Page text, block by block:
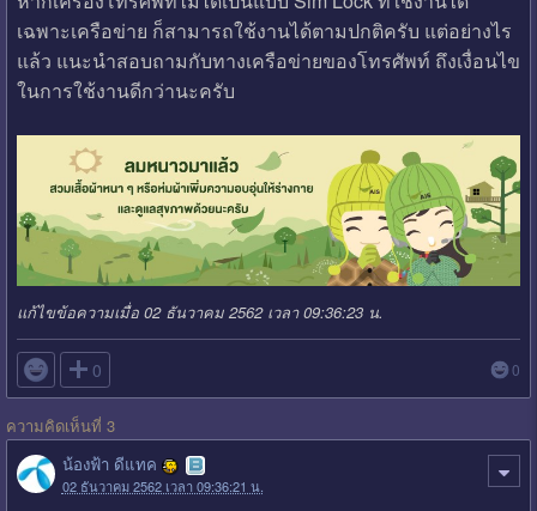
เฉพาะเครือข่าย ก็สามารถใช้งานได้ตามปกติครับ แต่อย่างไร
แล้ว แนะนำสอบถามกับทางเครือข่ายของโทรศัพท์ ถึงเงื่อนไข
ในการใช้งานดีกว่านะครับ
แก้ไขข้อความเมื่อ 02 ธันวาคม 2562 เวลา 09:36:23 น.
 0 0
ความคิดเห็นที่ 3
น้องฟ้า ดีแทค
02 ธันวาคม 2562 เวลา 09:36:21 น.